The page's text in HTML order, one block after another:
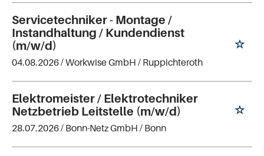
Servicetechniker - Montage /
Instandhaltung / Kundendienst
(m/w/d)
04.08.2026 /Workwise GmbH / Ruppichteroth
Elektromeister / Elektrotechniker
Netzbetrieb Leitstelle (m/w/d)
28.07.2026 / Bonn-Netz GmbH / Bonn